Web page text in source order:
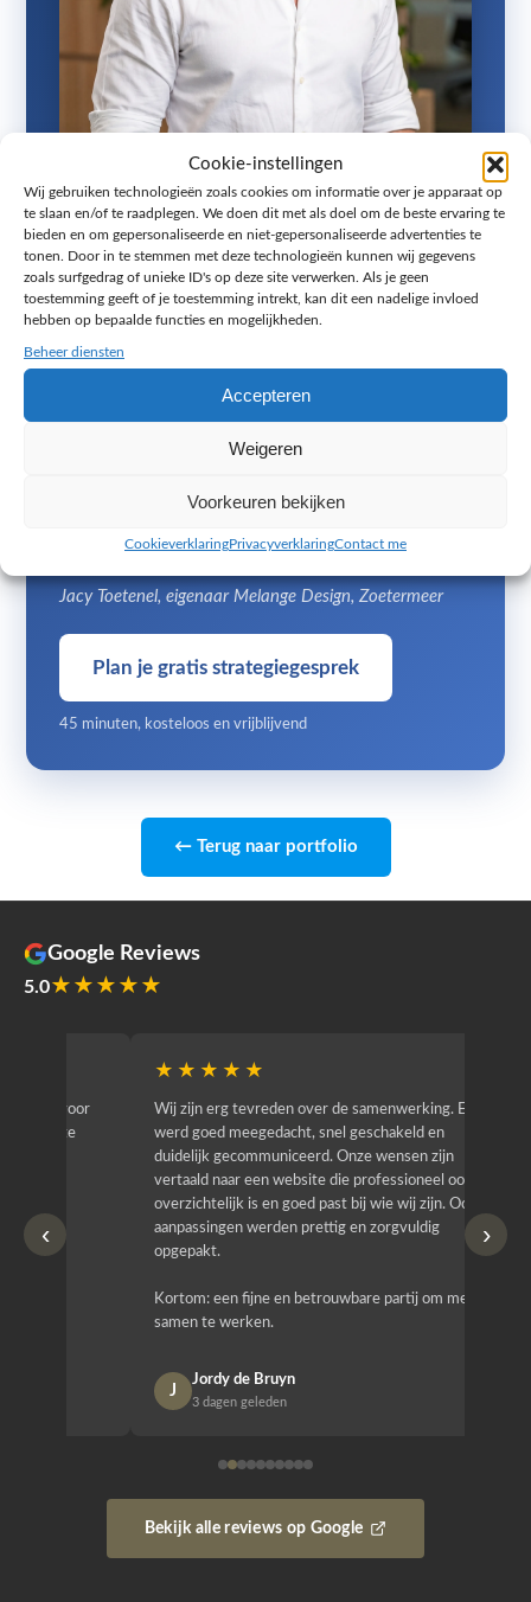
Cookie-instellingen
Wij gebruiken technologieën zoals cookies om informatie over je apparaat op
te slaan en/of te raadplegen. We doen dit met als doel om de beste ervaring te
bieden en om gepersonaliseerde en niet-gepersonaliseerde advertenties te
tonen. Door in te stemmen met deze technologieën kunnen wij gegevens
zoals surfgedrag of unieke ID's op deze site verwerken. Als je geen
toestemming geeft of je toestemming intrekt, kan dit een nadelige invloed
hebben op bepaalde functies en mogelijkheden.
Beheer diensten
Accepteren
Weigeren
Voorkeuren bekijken
CookieverklaringPrivacyverklaringContact me
Ook op zoek naar een website in je
eigen huisstijl?
Zonder rompslomp en lastige codes, met de
elementen die jij belangrijk vindt. In een gratis
strategiegesprek van 45 minuten denk ik met je
spreekt direct met mij, Jacy Toetenel, eigenaar
advies, snelle reactie en eerlijk over wat wel en
niet de moeite waard is.
Jacy Toetenel, eigenaar Melange Design, Zoetermeer
Plan je gratis strategiegesprek
45 minuten, kosteloos en vrijblijvend
← Terug naar portfolio
Google Reviews
5.0★★★★★
‹
★★★★★
Wij zijn erg tevreden over de samenwerking. Er
werd goed meegedacht, snel geschakeld en
duidelijk gecommuniceerd. Onze wensen zijn
vertaald naar een website die professioneel oogt,
overzichtelijk is en goed past bij wie wij zijn. Ook
aanpassingen werden prettig en zorgvuldig
Kortom: een fijne en betrouwbare partij om mee
samen te werken.
Jordy de Bruyn
3 dagen geleden
›
Bekijk alle reviews op Google